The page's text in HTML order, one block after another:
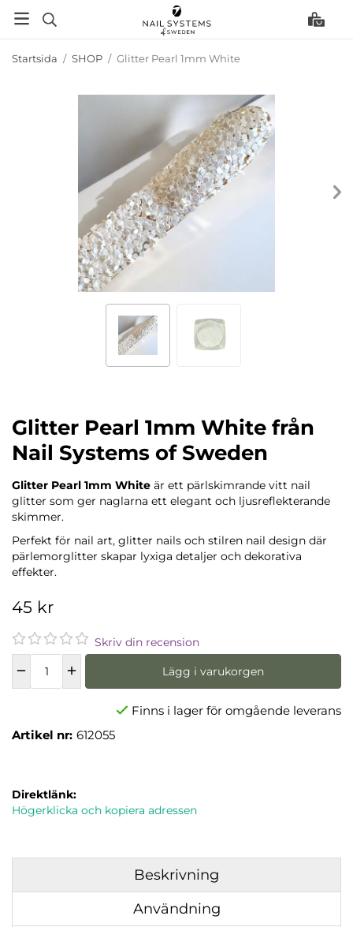
Startsida / SHOP / Glitter Pearl 1mm White
Glitter Pearl 1mm White från
Nail Systems of Sweden
Glitter Pearl 1mm White är ett pärlskimrande vitt nail
glitter som ger naglarna ett elegant och ljusreflekterande
skimmer.
Perfekt för nail art, glitter nails och stilren nail design där
pärlemorglitter skapar lyxiga detaljer och dekorativa
effekter.
45 kr
Skriv din recension
Lägg i varukorgen
Finns i lager för omgående leverans
Artikel nr: 612055
Direktlänk:
Högerklicka och kopiera adressen
Beskrivning
Användning